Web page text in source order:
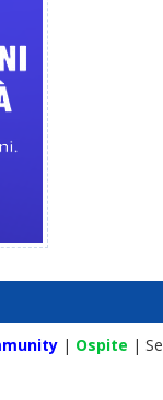
| Ospite |